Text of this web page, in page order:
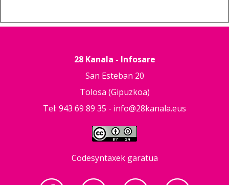
28 Kanala - Infosare
San Esteban 20
Tolosa (Gipuzkoa)
Tel: 943 69 89 35 - info@28kanala.eus
Codesyntaxek garatua